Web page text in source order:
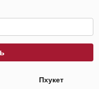
Пхукет